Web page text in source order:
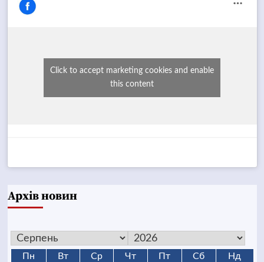
Click to accept marketing cookies and enable
this content
Архів новин
Пн Вт Ср Чт Пт Сб Нд